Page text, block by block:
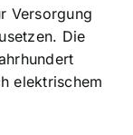
Versorgung
Die
elektrischem